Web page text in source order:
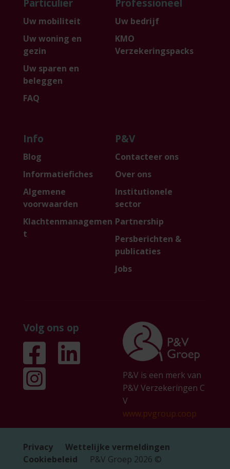
Particulier
Uw mobiliteit
Uw woning en
gezin
Uw sparen en
beleggen
FAQ
Professioneel
Uw bedrijf
KMO
Verzekeringspacks
Info
Blog
Informatiefiches
Algemene
voorwaarden
Klachtenmanagemen
t
P&V
Contacteer ons
Over ons
Institutionele
sector
Partnership
Persberichten &
publicaties
Jobs
Volg ons op
P&V is een merk van
P&V Verzekeringen C
V
www.pvgroup.coop
Privacy
Wettelijke vermeldingen
Cookiebeleid
P&V Groep 2026 ©